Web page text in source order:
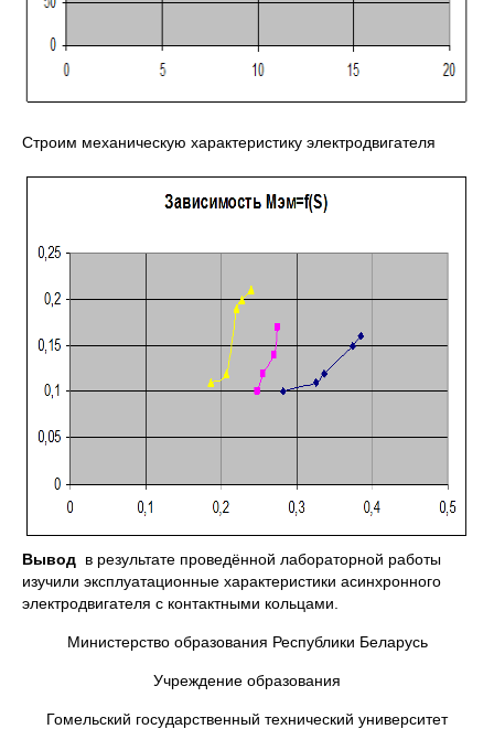
Строим механическую характеристику электродвигателя
Вывод в результате проведённой лабораторной работы
изучили эксплуатационные характеристики асинхронного
электродвигателя с контактными кольцами.
Министерство образования Республики Беларусь
Учреждение образования
Гомельский государственный технический университет